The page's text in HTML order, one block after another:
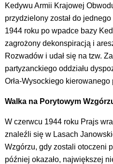
Kedywu Armii Krajowej
przydzielony został do
1944 roku po wpadce bazy
zagrożony dekonspiracją i
Rozwadów i udał się na tzw.
partyzanckiego oddziału
Orła-Wysockiego
Walka na Porytowym
W czerwcu 1944 roku Prajs
znaleźli się w Lasach
Wzgórzu, gdy zostali otoczeni
później okazało, największej